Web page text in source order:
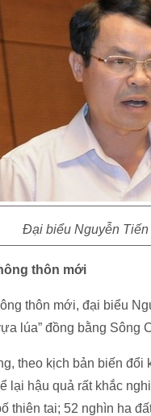
Đại biểu Nguyễn
thôn mới
thôn mới, đại biểu
lúa” đồng bằng Sông
theo kịch bản biến
lại hậu quả rất khắc
thiên tai; 52 nghìn ha